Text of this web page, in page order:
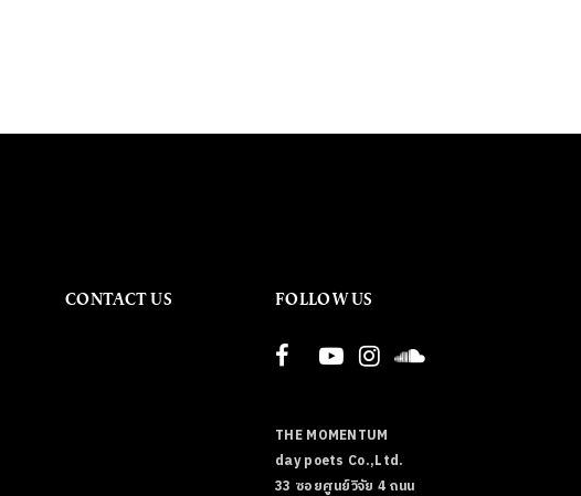
CONTACT US FOLLOW US
THE MOMENTUM
day poets Co.,Ltd.
33 ซอยศูนย์วิจัย 4 ถนน